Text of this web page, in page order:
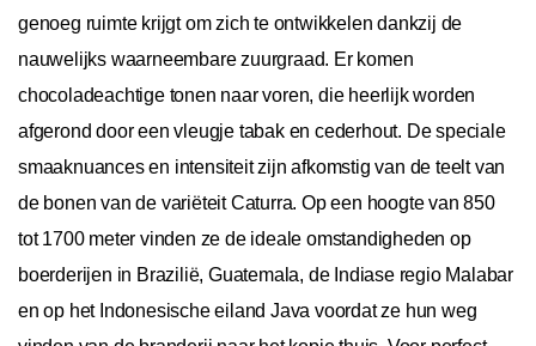
genoeg ruimte krijgt om zich te ontwikkelen dankzij de
nauwelijks waarneembare zuurgraad. Er komen
chocoladeachtige tonen naar voren, die heerlijk worden
afgerond door een vleugje tabak en cederhout. De speciale
smaaknuances en intensiteit zijn afkomstig van de teelt van
de bonen van de variëteit Caturra. Op een hoogte van 850
tot 1700 meter vinden ze de ideale omstandigheden op
boerderijen in Brazilië, Guatemala, de Indiase regio Malabar
en op het Indonesische eiland Java voordat ze hun weg